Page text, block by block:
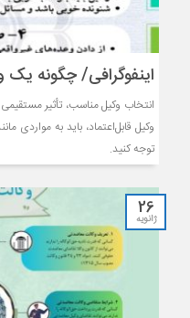
اینفوگرافی/ چگونه
انتخاب وکیل مناسب، تأثیر
وکیل قابل‌اعتماد، باید به
توجه کنید.
26
ژانویه